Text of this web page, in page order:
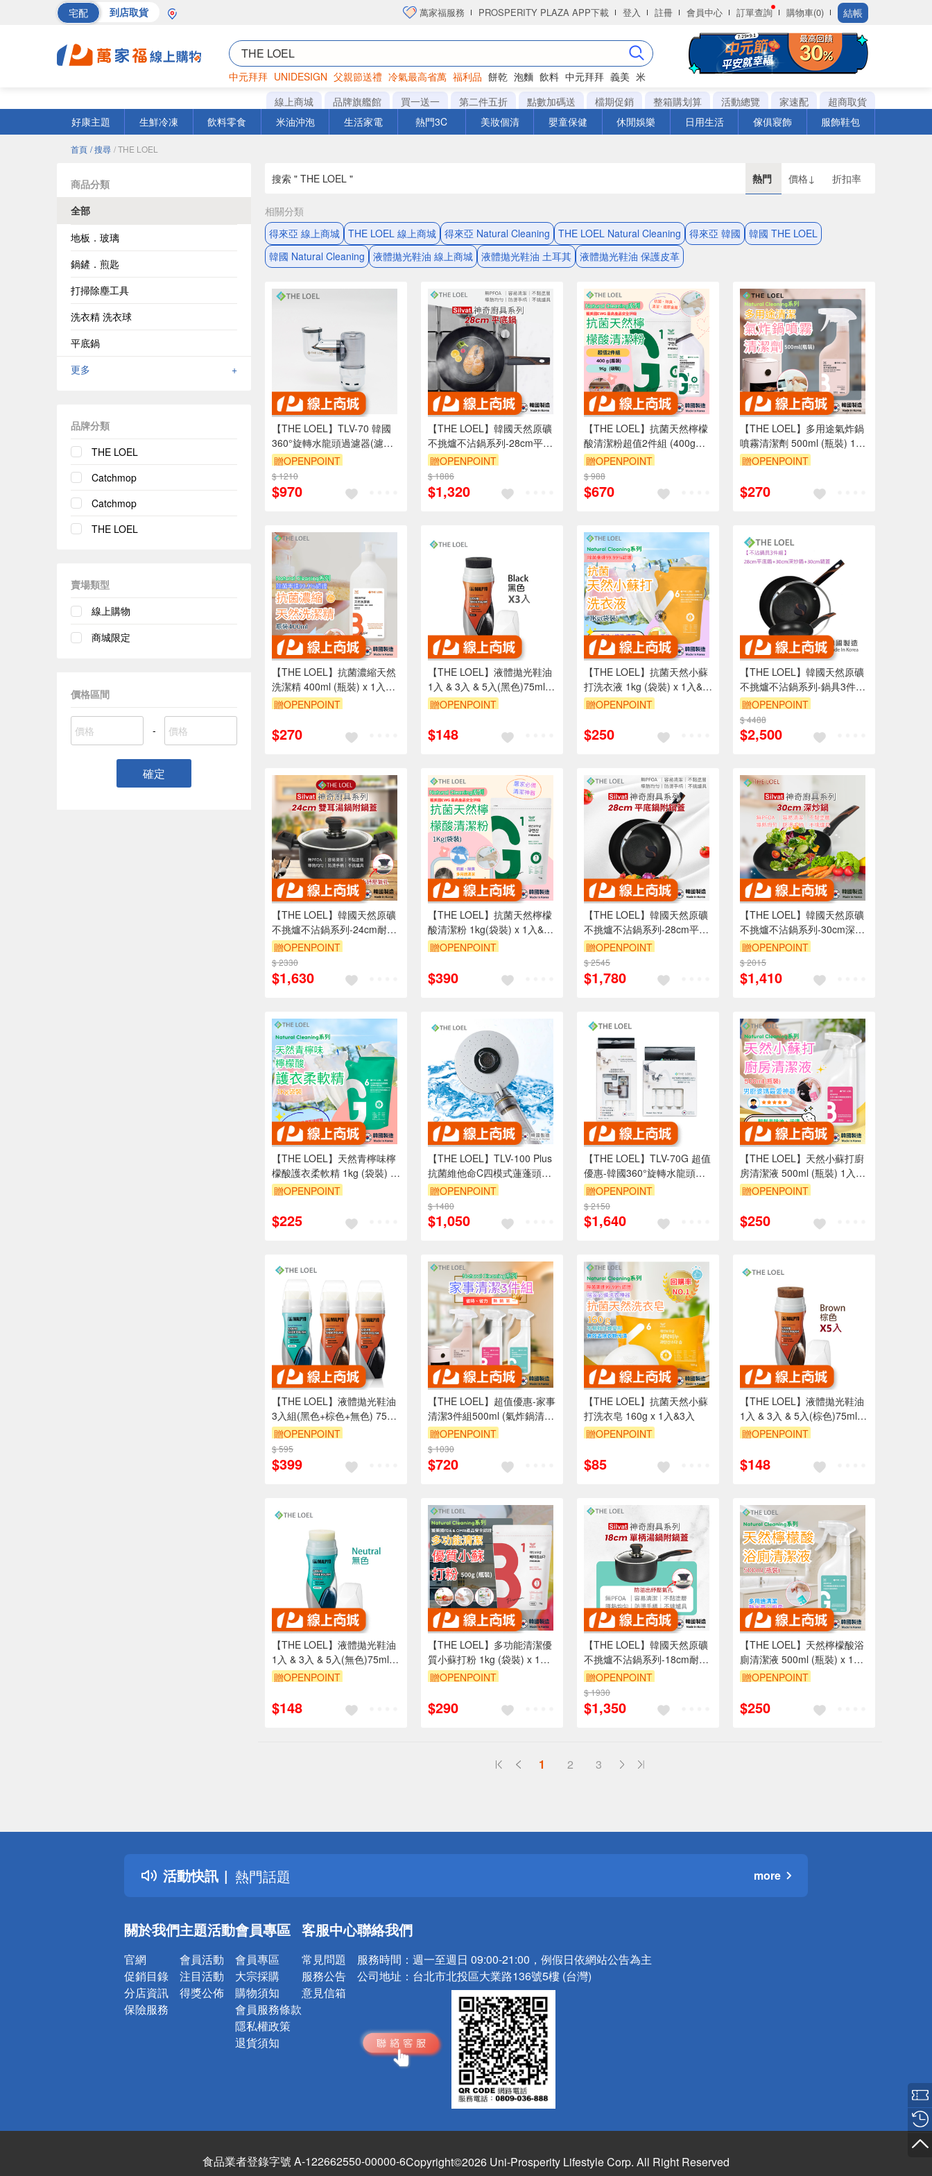
宅配 到店取貨 萬家福服務 PROSPERITY PLAZA APP下載 登入 註冊 會員中心 訂單查詢 購物車(0) 結帳
中元拜拜 UNIDESIGN 父親節送禮 冷氣最高省萬 福利品 餅乾 泡麵 飲料 中元拜拜 義美 米
罐頭 海苔 洋芋片
線上商城 品牌旗艦館 買一送一 第二件五折 點數加碼送 檔期促銷 整箱購划算 活動總覽 家速配
超商取貨
好康主題
生鮮冷凍 飲料零食 米油沖泡 生活家電 熱門3C 美妝個清 嬰童保健 休閒娛樂 日用生活 傢俱寢飾 服飾鞋包
首頁 / 搜尋 / THE LOEL
商品分類
全部
地板．玻璃
鍋鏟．煎匙
打掃除塵工具
洗衣精 洗衣球
平底鍋
更多
+
品牌分類
THE LOEL
Catchmop
Catchmop
THE LOEL
賣場類型
線上購物
商城限定
價格區間
-
確定
搜索 " THE LOEL " 熱門 價格↓ 折扣率
相關分類
得來亞 線上商城 THE LOEL 線上商城 得來亞 Natural Cleaning THE LOEL Natural Cleaning 得來亞 韓國
韓國 THE LOEL
韓國 Natural Cleaning
液體拋光鞋油 線上商城 液體拋光鞋油 土耳其 液體拋光鞋油 保護皮革
【THE LOEL】TLV-70 韓國
360°旋轉水龍頭過濾器(濾器
1+濾芯4) 👍過濾鐵鏽浮游物 /
特殊4L恆定水流閥 / 隨意旋
轉，控制水流方向
贈OPENPOINT
單品享88折
$ 1210
$970
【THE LOEL】韓國天然原礦
不挑爐不沾鍋系列-28cm平底
鍋
贈OPENPOINT
單品享88折
$ 1886
$1,320
【THE LOEL】抗菌天然檸檬
酸清潔粉超值2件組 (400g瓶
裝+1Kg袋裝)
贈OPENPOINT
單品享88折
$ 988
$670
【THE LOEL】多用途氣炸鍋
噴霧清潔劑 500ml (瓶裝) 1入
&2入
贈OPENPOINT
$270
【THE LOEL】抗菌濃縮天然
洗潔精 400ml (瓶裝) x 1入&2
入
贈OPENPOINT
$270
【THE LOEL】液體拋光鞋油
1入 & 3入 & 5入(黑色)75ml｜
優質天然液態蠟
贈OPENPOINT
$148
【THE LOEL】抗菌天然小蘇
打洗衣液 1kg (袋裝) x 1入&2
入
贈OPENPOINT
$250
【THE LOEL】韓國天然原礦
不挑爐不沾鍋系列-鍋具3件組
(28cm平底鍋+30cm深炒鍋
+30cm鍋蓋)
贈OPENPOINT
單品享88折
$ 4488
$2,500
【THE LOEL】韓國天然原礦
不挑爐不沾鍋系列-24cm耐磨
雙耳湯鍋附鍋蓋
贈OPENPOINT
單品享88折
$ 2330
$1,630
【THE LOEL】抗菌天然檸檬
酸清潔粉 1kg(袋裝) x 1入&2
入
贈OPENPOINT
$390
【THE LOEL】韓國天然原礦
不挑爐不沾鍋系列-28cm平底
鍋附鍋蓋
贈OPENPOINT
單品享88折
$ 2545
$1,780
【THE LOEL】韓國天然原礦
不挑爐不沾鍋系列-30cm深炒
鍋
贈OPENPOINT
單品享88折
$ 2015
$1,410
【THE LOEL】天然青檸味檸
檬酸護衣柔軟精 1kg (袋裝) x
1入&2入
贈OPENPOINT
$225
【THE LOEL】TLV-100 Plus
抗菌維他命C四模式蓮蓬頭過
濾器(附濾芯1) 👍99.9%除菌
+除餘氯+過濾鐵鏽=1次到位
贈OPENPOINT
單品享88折
$ 1480
$1,050
【THE LOEL】TLV-70G 超值
優惠-韓國360°旋轉水龍頭過
濾器套裝組(濾器1+濾芯14)👍
過濾鐵鏽浮游物 / 特殊4L恆定
水流閥 / 隨意旋轉，控制水流
贈OPENPOINT
單品享88折
$ 2150
$1,640
【THE LOEL】天然小蘇打廚
房清潔液 500ml (瓶裝) 1入&2
入
贈OPENPOINT
$250
【THE LOEL】液體拋光鞋油
3入組(黑色+棕色+無色) 75ml
｜優質天然液態蠟
贈OPENPOINT
單品享88折
$ 595
$399
【THE LOEL】超值優惠-家事
清潔3件組500ml (氣炸鍋清潔
劑+廚房清潔液+浴廁清潔液)
贈OPENPOINT
單品享88折
$ 1030
$720
【THE LOEL】抗菌天然小蘇
打洗衣皂 160g x 1入&3入
贈OPENPOINT
$85
【THE LOEL】液體拋光鞋油
1入 & 3入 & 5入(棕色)75ml｜
優質天然液態蠟
贈OPENPOINT
$148
【THE LOEL】液體拋光鞋油
1入 & 3入 & 5入(無色)75ml｜
優質天然液態蠟
贈OPENPOINT
$148
【THE LOEL】多功能清潔優
質小蘇打粉 1kg (袋裝) x 1入
&2入
贈OPENPOINT
$290
【THE LOEL】韓國天然原礦
不挑爐不沾鍋系列-18cm耐磨
單柄湯鍋附鍋蓋
贈OPENPOINT
單品享88折
$ 1930
$1,350
【THE LOEL】天然檸檬酸浴
廁清潔液 500ml (瓶裝) x 1入
&2入
贈OPENPOINT
$250
1 2 3
活動快訊
詐騙網頁！請小心！
得獎公告
熱門話題
銀行優惠
詐騙網頁！請小心！
more
關於我們
官網
促銷目錄
分店資訊
保險服務
主題活動
會員活動
注目活動
得獎公佈
會員專區
會員專區
大宗採購
購物須知
會員服務條款
隱私權政策
退貨須知
客服中心
常見問題
服務公告
意見信箱
聯絡我們
服務時間： 週一至週日 09:00-21:00，例假日依網站公告為主
公司地址： 台北市北投區大業路136號5樓 (台灣)
食品業者登錄字號 A-122662550-00000-6Copyright©2026 Uni-Prosperity Lifestyle Corp. All Right Reserved